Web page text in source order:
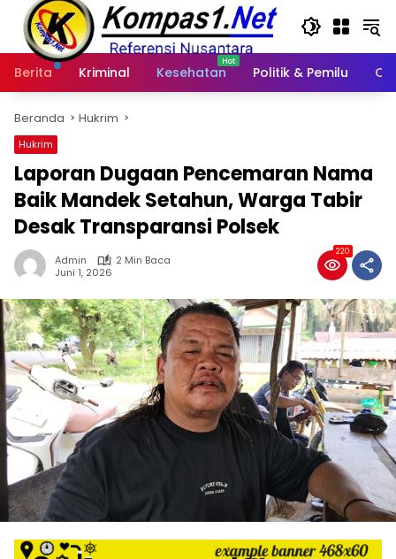
Langsung
konten
Berita
Kriminal Kesehatan Politik & Pemilu
Beranda Hukrim
Hukrim
Laporan Dugaan Pencemaran Nama
Baik Mandek Setahun, Warga Tabir
Desak Transparansi Polsek
Admin
2 Min Baca
Juni 1, 2026
220